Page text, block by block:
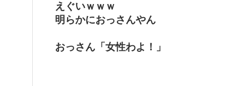
えぐいｗｗｗ
明らかにおっさんやん
おっさん「女性わよ！」